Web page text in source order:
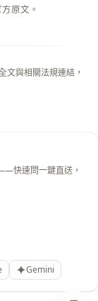
原文。
與相關法規連結，
快速問一鍵直送，
Gemini